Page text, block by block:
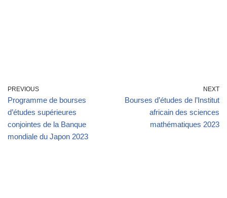
PREVIOUS
Programme de bourses
d’études supérieures
conjointes de la Banque
mondiale du Japon 2023
NEXT
Bourses d’études de l’Institut
africain des sciences
mathématiques 2023